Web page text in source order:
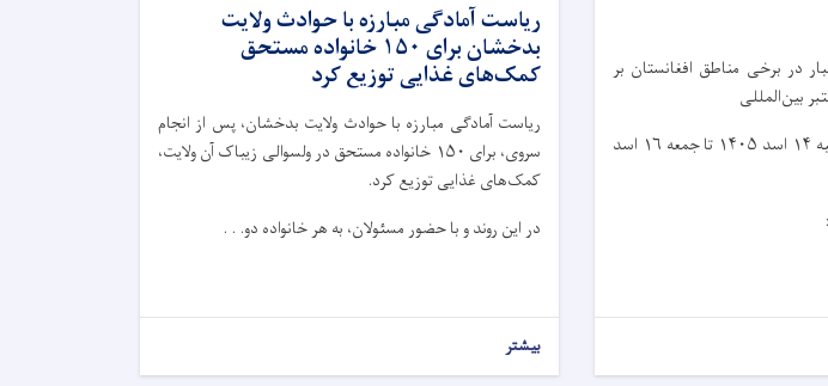
در برخی مناطق افغانستان بر
بین‌المللی
مدت اعتبار: از روز چهار‌شنبه ۱۴ اسد ۱۴۰۵ تا جمعه ۱۶ اسد
ریاست آمادگی مبارزه با حوادث ولایت
بدخشان برای ۱۵۰ خانواده مستحق
کمک‌های غذایی توزیع کرد
ریاست آمادگی مبارزه با حوادث ولایت بدخشان، پس از انجام
سروی، برای ۱۵۰ خانواده مستحق در ولسوالی زیباک آن ولایت،
کمک‌های غذایی توزیع کرد.
در این روند و با حضور مسئولان، به هر خانواده دو. . .
بیشتر